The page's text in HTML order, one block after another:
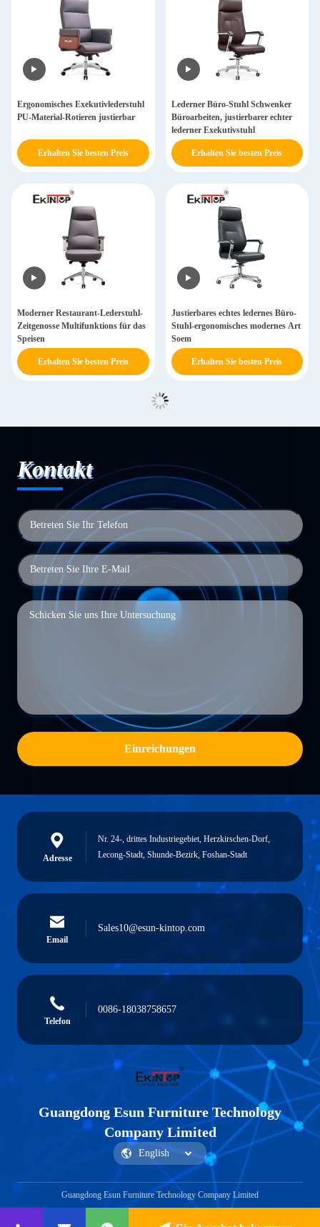
Ergonomisches Exekutivlederstuhl
PU-Material-Rotieren justierbar
Erhalten Sie besten Preis
Lederner Büro-Stuhl Schwenker
Büroarbeiten, justierbarer echter
lederner Exekutivstuhl
Erhalten Sie besten Preis
Moderner Restaurant-Lederstuhl-
Zeitgenosse Multifunktions für das
Speisen
Erhalten Sie besten Preis
Justierbares echtes ledernes Büro-
Stuhl-ergonomisches modernes Art
Soem
Erhalten Sie besten Preis
Kontakt
Einreichungen
Adresse
Nr. 24-, drittes Industriegebiet, Herzkirschen-Dorf,
Lecong-Stadt, Shunde-Bezirk, Foshan-Stadt
Email
Sales10@esun-kintop.com
Telefon
0086-18038758657
Guangdong Esun Furniture Technology
Company Limited
Guangdong Esun Furniture Technology Company Limited